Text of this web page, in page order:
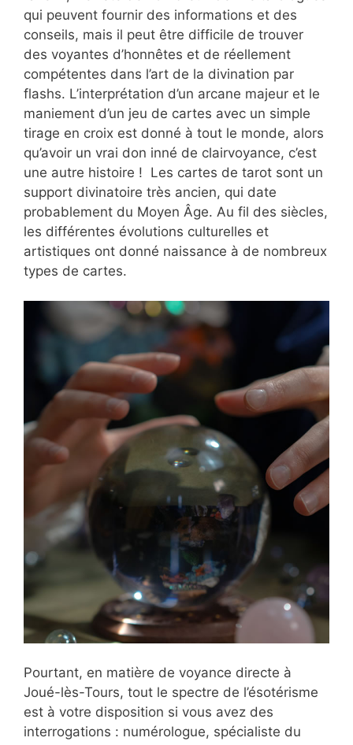
qui peuvent fournir des informations et des
conseils, mais il peut être difficile de trouver
des voyantes d’honnêtes et de réellement
compétentes dans l’art de la divination par
flashs. L’interprétation d’un arcane majeur et le
maniement d’un jeu de cartes avec un simple
tirage en croix est donné à tout le monde, alors
qu’avoir un vrai don inné de clairvoyance, c’est
une autre histoire ! Les cartes de tarot sont un
support divinatoire très ancien, qui date
probablement du Moyen Âge. Au fil des siècles,
les différentes évolutions culturelles et
artistiques ont donné naissance à de nombreux
types de cartes.
Pourtant, en matière de voyance directe à
Joué-lès-Tours, tout le spectre de l’ésotérisme
est à votre disposition si vous avez des
interrogations : numérologue, spécialiste du